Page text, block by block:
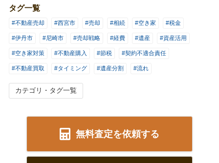
タグ一覧
#不動産売却 #西宮市 #売却 #相続 #空き家 #税金
#伊丹市 #尼崎市 #売却戦略 #経費 #遺産 #資産活用
#空き家対策 #不動産購入 #節税 #契約不適合責任
#不動産買取 #タイミング #遺産分割 #流れ
カテゴリ・タグ一覧
無料査定を依頼する